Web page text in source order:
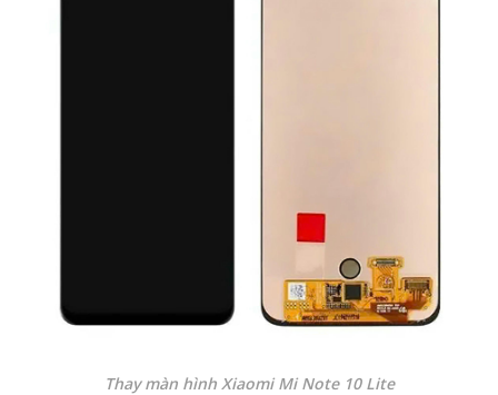
Thay màn hình Xiaomi Mi Note 10 Lite